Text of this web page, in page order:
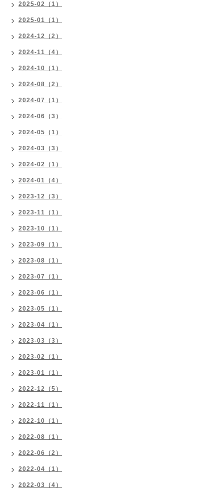
2025-02（1）
2025-01（1）
2024-12（2）
2024-11（4）
2024-10（1）
2024-08（2）
2024-07（1）
2024-06（3）
2024-05（1）
2024-03（3）
2024-02（1）
2024-01（4）
2023-12（3）
2023-11（1）
2023-10（1）
2023-09（1）
2023-08（1）
2023-07（1）
2023-06（1）
2023-05（1）
2023-04（1）
2023-03（3）
2023-02（1）
2023-01（1）
2022-12（5）
2022-11（1）
2022-10（1）
2022-08（1）
2022-06（2）
2022-04（1）
2022-03（4）